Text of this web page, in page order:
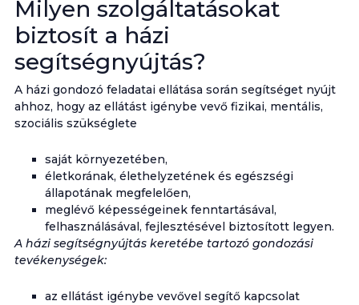
Milyen szolgáltatásokat
biztosít a házi
segítségnyújtás?
A házi gondozó feladatai ellátása során segítséget nyújt
ahhoz, hogy az ellátást igénybe vevő fizikai, mentális,
szociális szükséglete
saját környezetében,
életkorának, élethelyzetének és egészségi
állapotának megfelelően,
meglévő képességeinek fenntartásával,
felhasználásával, fejlesztésével biztosított legyen.
A házi segítségnyújtás keretébe tartozó gondozási
tevékenységek:
az ellátást igénybe vevővel segítő kapcsolat